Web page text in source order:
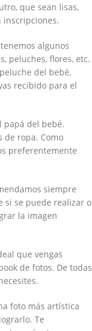
que sean lisas,
inscripciones.
algunos
peluches, flores, etc.
del bebé,
recibido para el
papá del bebé.
de ropa. Como
preferentemente
siempre
si se puede realizar o
la imagen
que vengas
de fotos. De todas
foto más artística
Te